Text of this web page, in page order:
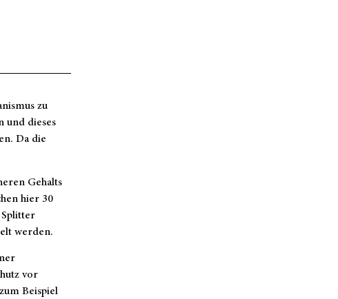
zu
und dieses
Da die
Gehalts
hier 30
werden.
vor
Beispiel